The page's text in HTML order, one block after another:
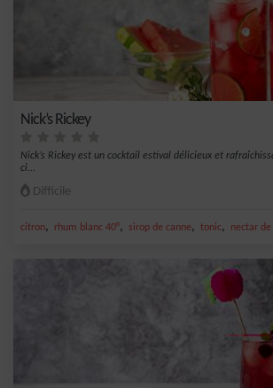
Nick’s Rickey
Nick’s Rickey est un cocktail estival délicieux et
ci...
Difficile
citron, rhum blanc 40°, sirop de canne, tonic, nectar